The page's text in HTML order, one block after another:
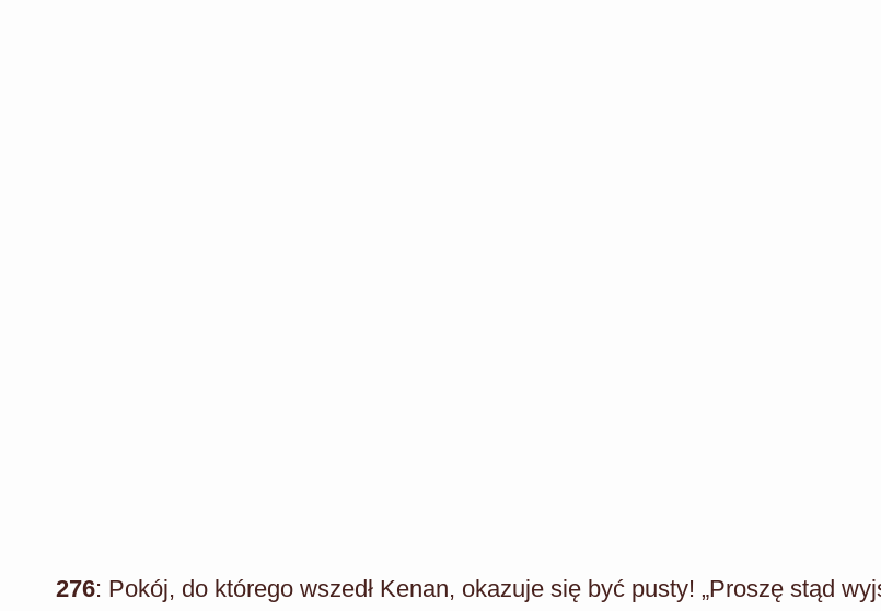
276: Pokój, do którego wszedł Kenan, okazuje się być pusty! „Proszę stąd